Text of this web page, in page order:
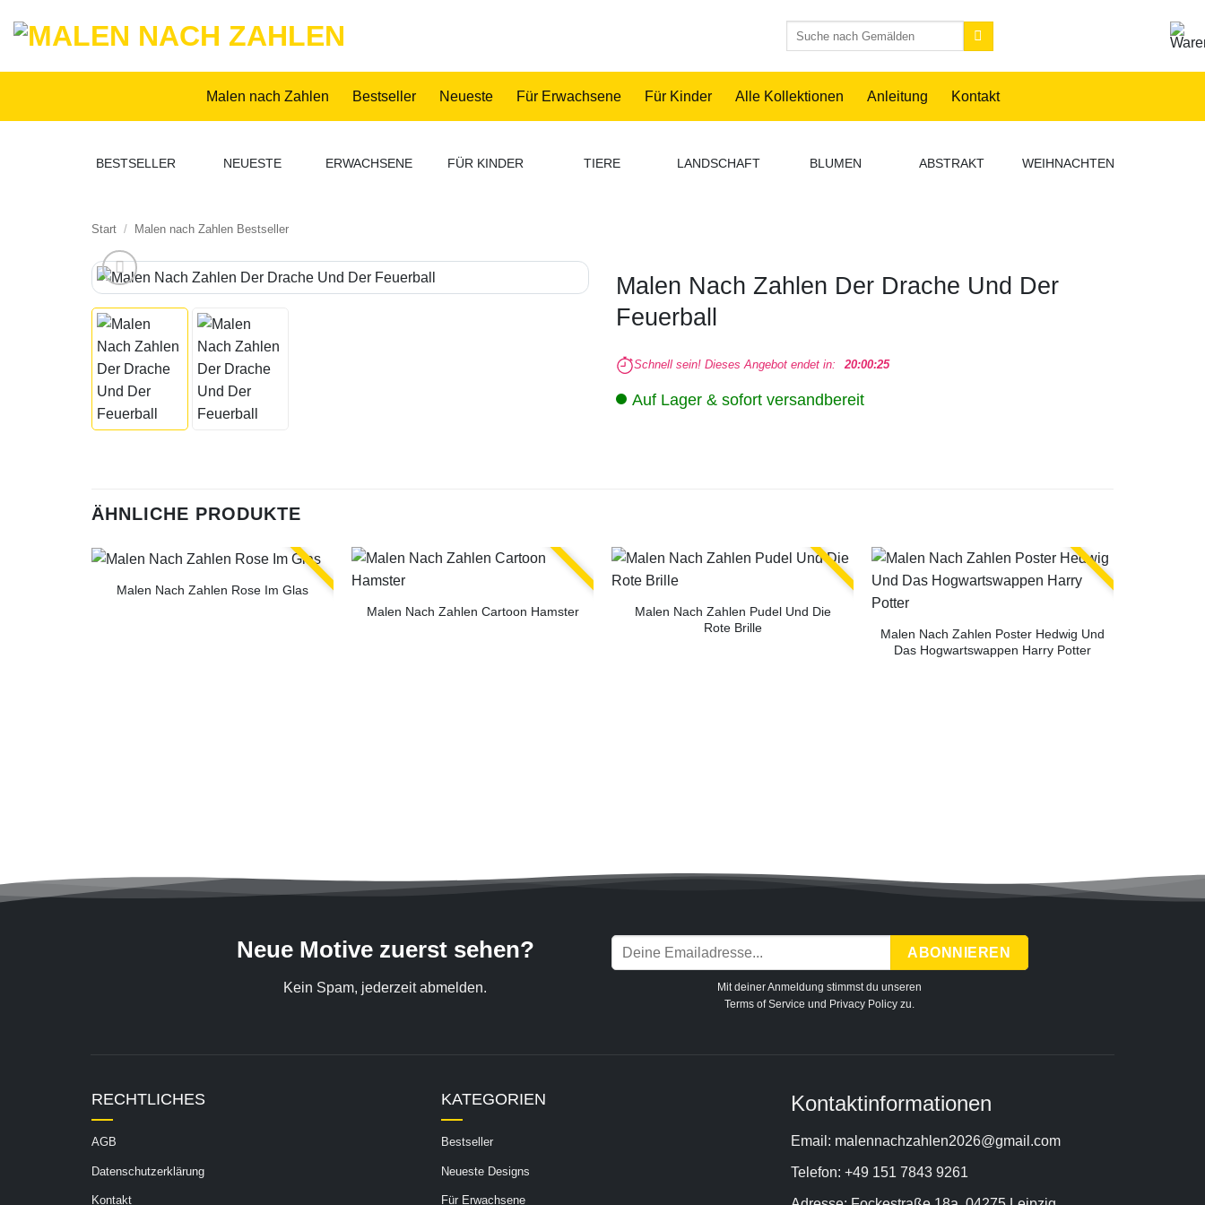
Inhalt
Malen nach Zahlen Bestseller Neueste Für Erwachsene Für Kinder Alle Kollektionen Anleitung Kontakt
BESTSELLER NEUESTE ERWACHSENE FÜR KINDER TIERE LANDSCHAFT BLUMEN ABSTRAKT WEIHNACHTEN
Start / Malen nach Zahlen Bestseller
Malen Nach Zahlen Der Drache Und Der
Feuerball
Schnell sein! Dieses Angebot endet in: 20:00:24
Auf Lager & sofort versandbereit
ÄHNLICHE PRODUKTE
Malen Nach Zahlen Rose Im Glas
Malen Nach Zahlen Cartoon Hamster
Malen Nach Zahlen Pudel Und Die
Rote Brille
Malen Nach Zahlen Poster Hedwig Und
Das Hogwartswappen Harry Potter
Neue Motive zuerst sehen?
Kein Spam, jederzeit abmelden.
Mit deiner Anmeldung stimmst du unseren
Terms of Service und Privacy Policy zu.
RECHTLICHES
AGB
Datenschutzerklärung
Kontakt
KATEGORIEN
Bestseller
Neueste Designs
Für Erwachsene
Kontaktinformationen
Email: malennachzahlen2026@gmail.com
Telefon: +49 151 7843 9261